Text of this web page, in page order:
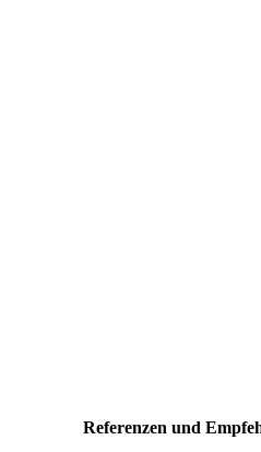
Referenzen und